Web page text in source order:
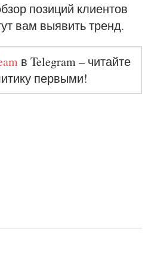
позиций клиентов
вам выявить тренд.
в Telegram – читайте
первыми!